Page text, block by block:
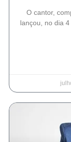
O cantor,
lançou, no dia